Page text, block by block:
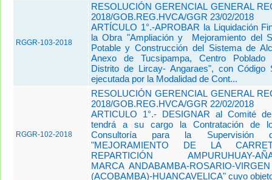
RGGR-103-2018
RESOLUCIÓN GERENCIAL GENERAL
2018/GOB.REG.HVCA/GGR 23/02/2018
ARTÍCULO 1°.-APROBAR la Liquidación
la Obra "Ampliación y Mejoramiento del
Potable y Construcción del Sistema de
Anexo de Tucsipampa, Centro Poblado
Distrito de Lircay- Angaraes", con Código
ejecutada por la Modalidad de Cont...
RGGR-102-2018
RESOLUCIÓN GERENCIAL GENERAL
2018/GOB.REG.HVCA/GGR 22/02/2018
ARTICULO 1°.- DESIGNAR al Comité
tendrá a su cargo la Contratación de
Consultoría para la
"MEJORAMIENTO DE LA
REPARTICIÓN AMPURUHUAY-
MARCA ANDABAMBA-ROSARIO-
(ACOBAMBA)-HUANCAVELICA" cuyo